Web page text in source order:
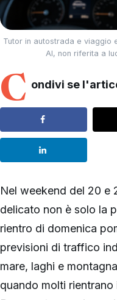
Tutor in autostrada e viaggio
AI, non riferita a
C ondivi se
Nel weekend del 20 e
delicato non è solo la
rientro di domenica
previsioni di traffico
mare, laghi e
quando molti